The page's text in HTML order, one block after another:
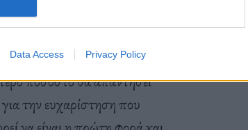
Data Access Privacy Policy
ποσοστό θα απαντήσει
την ευχαρίστηση που